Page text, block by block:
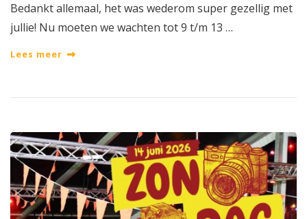
Bedankt allemaal, het was wederom super gezellig met
jullie! Nu moeten we wachten tot 9 t/m 13 …
Lees meer